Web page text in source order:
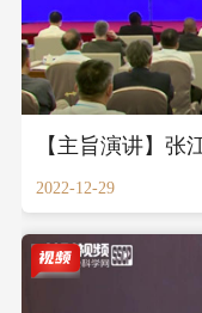
【主旨演讲】张
2022-12-29